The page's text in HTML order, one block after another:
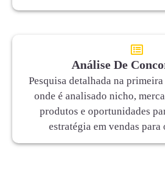
Análise De
Pesquisa detalhada na
onde é analisado nicho,
produtos e oportunidades
estratégia em vendas para